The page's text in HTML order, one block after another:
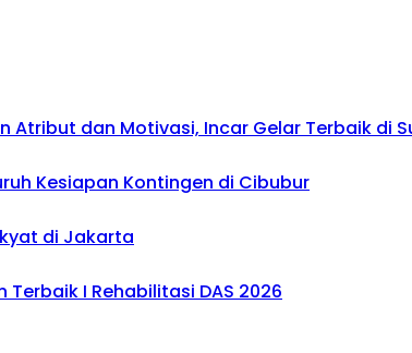
Atribut dan Motivasi, Incar Gelar Terbaik di
Kesiapan Kontingen di Cibubur
di Jakarta
I Rehabilitasi DAS 2026